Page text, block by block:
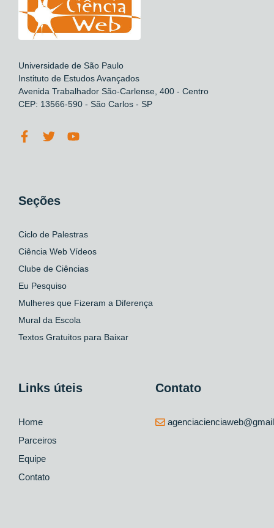
Universidade de São Paulo
Instituto de Estudos Avançados
Avenida Trabalhador São-Carlense, 400 - Centro
CEP: 13566-590 - São Carlos - SP
Seções
Ciclo de Palestras
Ciência Web Vídeos
Clube de Ciências
Eu Pesquiso
Mulheres que Fizeram a Diferença
Mural da Escola
Textos Gratuitos para Baixar
Links úteis
Home
Parceiros
Equipe
Contato
Contato